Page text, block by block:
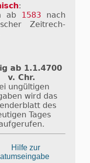
:
ab 1583 nach
Zeit­rech­
ab 1.1.4700
v. Chr.
ungültigen
wird das
des
Tages
Hilfe zur